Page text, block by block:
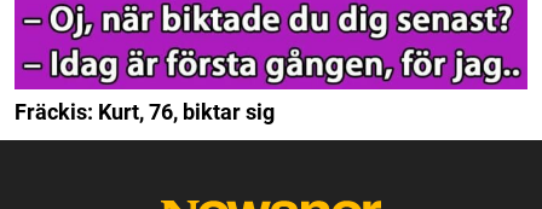
Fräckis: Kurt, 76, biktar sig